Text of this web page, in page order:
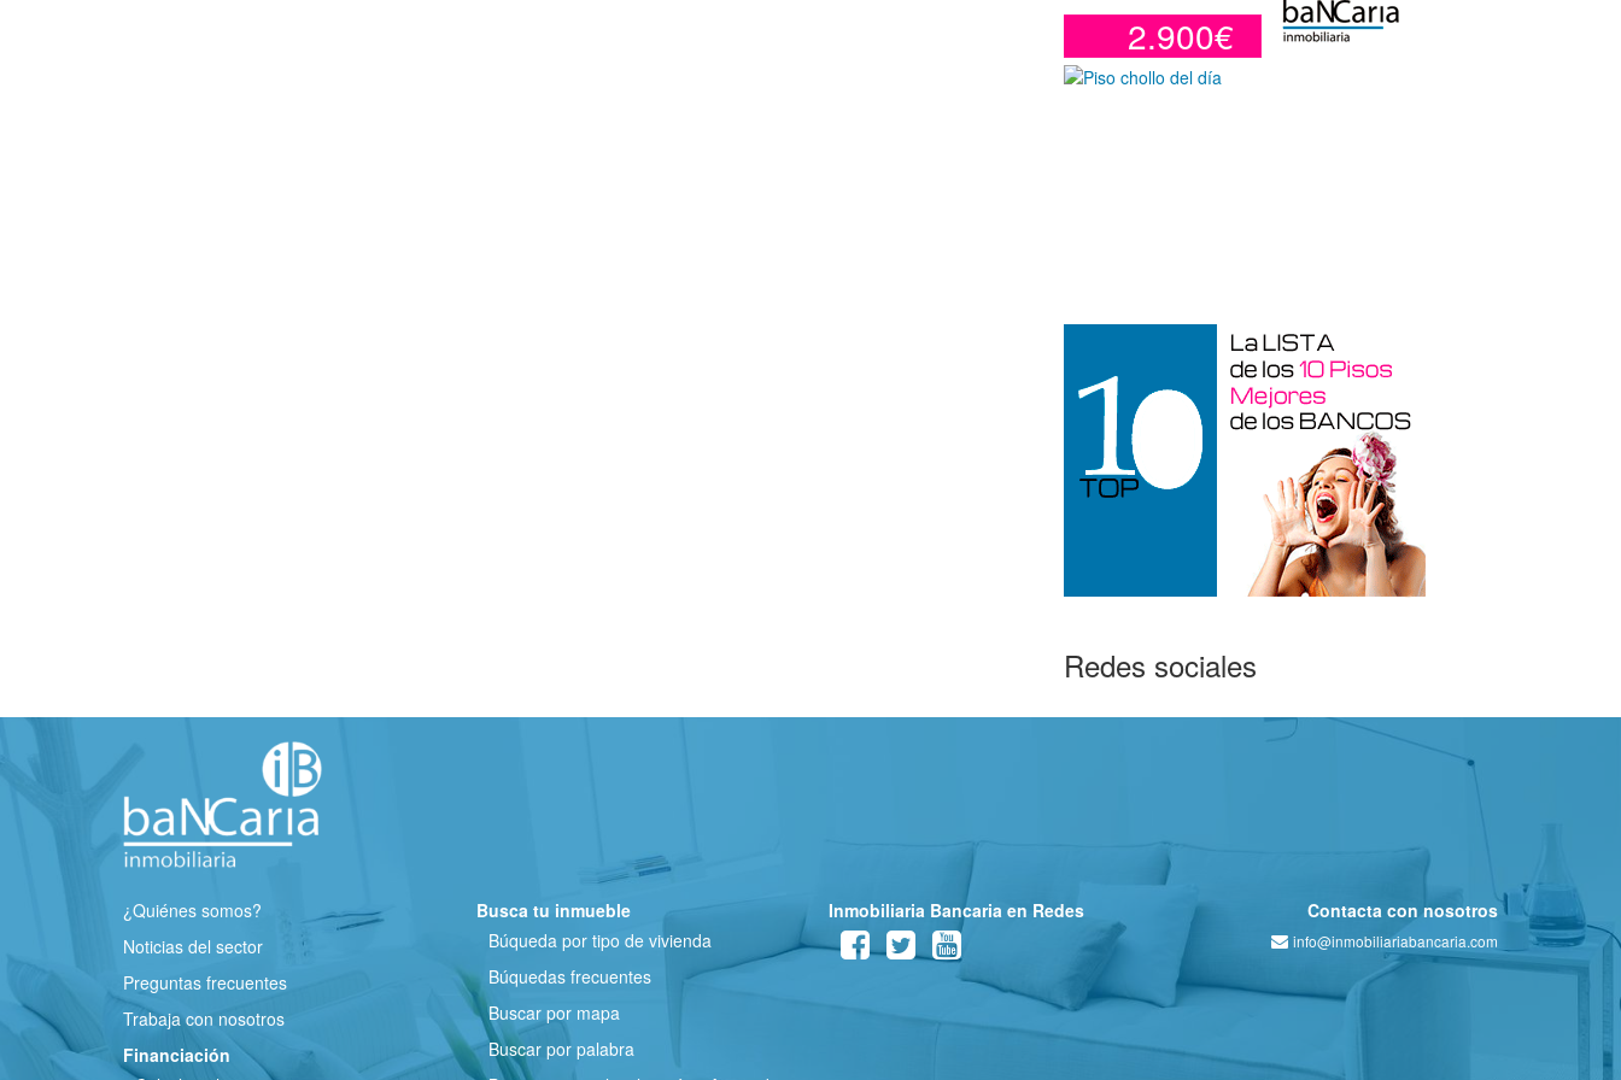
2.900€
Redes sociales
¿Quiénes somos?
Noticias del sector
Preguntas frecuentes
Trabaja con nosotros
Financiación
Busca tu inmueble
Búqueda por tipo de vivienda
Búquedas frecuentes
Buscar por mapa
Buscar por palabra
Inmobiliaria Bancaria en Redes Contacta con nosotros
info@inmobiliariabancaria.com